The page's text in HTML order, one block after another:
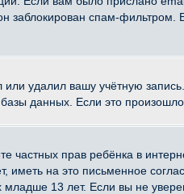
заблокирован спам-
удалил вашу учётную
данных. Если это произошло,
частных прав ребёнка в
на это письменное
13 лет. Если вы не